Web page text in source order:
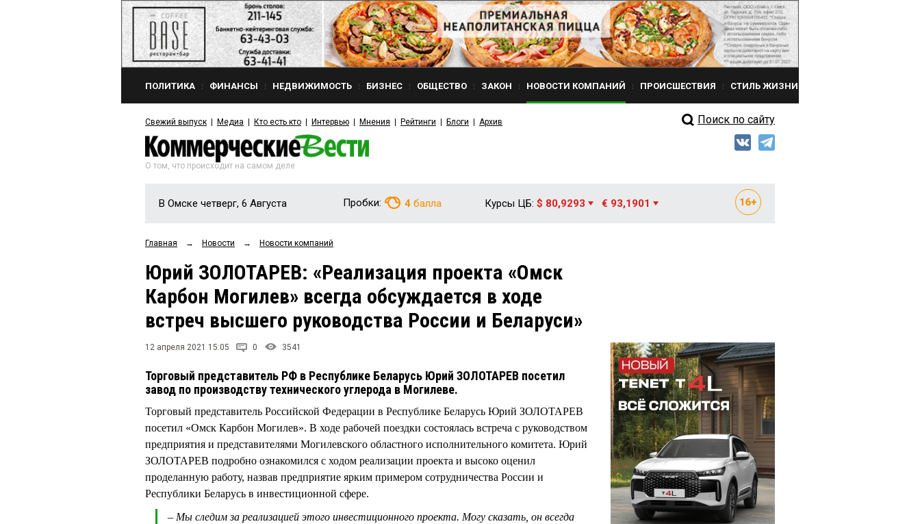
ПОЛИТИКА ФИНАНСЫ НЕДВИЖИМОСТЬ БИЗНЕС ОБЩЕСТВО ЗАКОН НОВОСТИ КОМПАНИЙ ПРОИСШЕСТВИЯ СТИЛЬ ЖИЗНИ
Свежий выпуск Медиа Кто есть кто Интервью Мнения Рейтинги Блоги Архив Поиск по сайту
О том, что происходит на самом деле
В Омске четверг, 6 Августа Пробки: 4 балла Курсы ЦБ: $ 80,9293 € 93,1901
Главная → Новости → Новости компаний
Юрий ЗОЛОТАРЕВ: «Реализация проекта «Омск
Карбон Могилев» всегда обсуждается в ходе
встреч высшего руководства России и Беларуси»
12 апреля 2021 15:05 0 3541
Торговый представитель РФ в Республике Беларусь Юрий ЗОЛОТАРЕВ посетил
завод по производству технического углерода в Могилеве.
Торговый представитель Российской Федерации в Республике Беларусь Юрий ЗОЛОТАРЕВ
посетил «Омск Карбон Могилев». В ходе рабочей поездки состоялась встреча с руководством
предприятия и представителями Могилевского областного исполнительного комитета. Юрий
ЗОЛОТАРЕВ подробно ознакомился с ходом реализации проекта и высоко оценил
проделанную работу, назвав предприятие ярким примером сотрудничества России и
Республики Беларусь в инвестиционной сфере.
– Мы следим за реализацией этого инвестиционного проекта. Могу сказать, он всегда